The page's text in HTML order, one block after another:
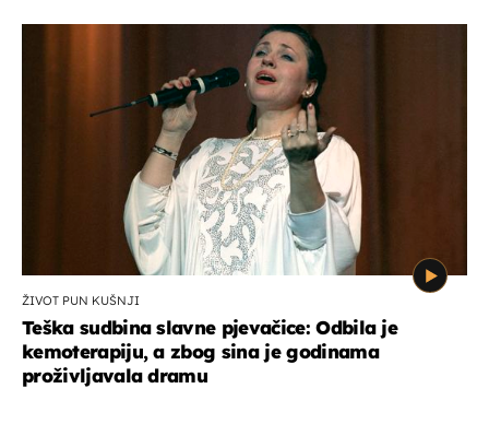
ŽIVOT PUN KUŠNJI
Teška sudbina slavne pjevačice: Odbila je
kemoterapiju, a zbog sina je godinama
proživljavala dramu